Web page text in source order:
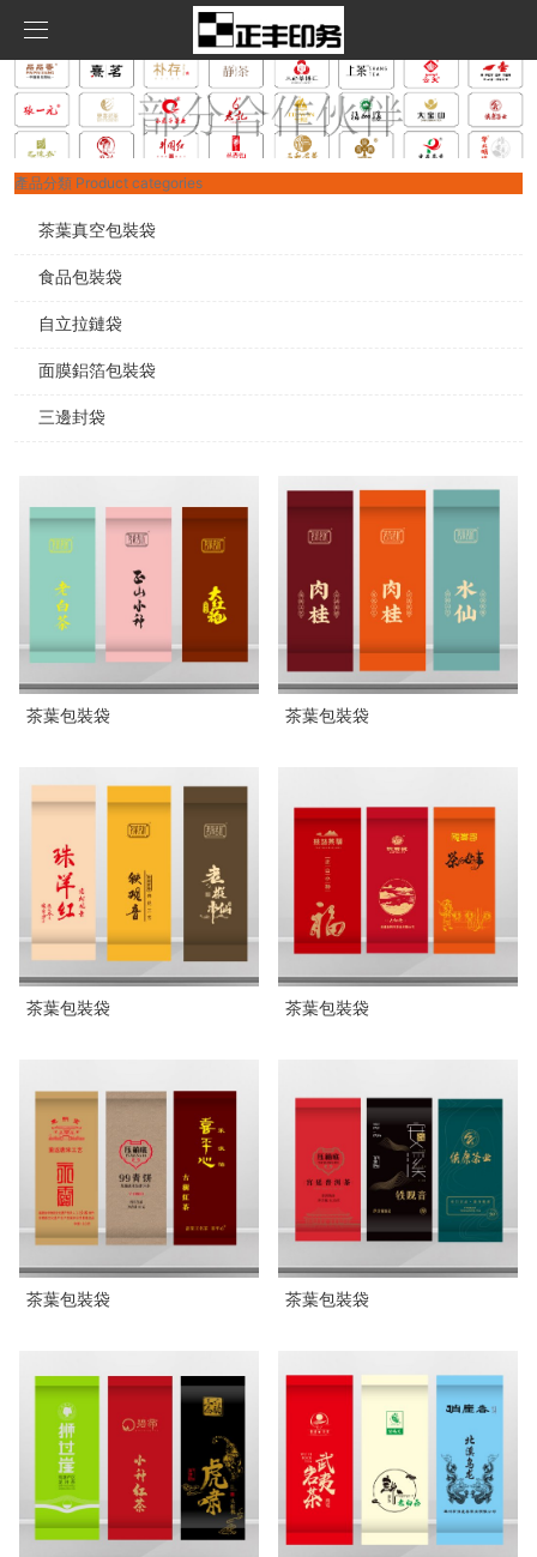
首頁
產品中心
食品包裝袋
自立拉鏈袋
公司資訊
關于我們
聯系我們
產品分類 Product categories
茶葉真空包裝袋
食品包裝袋
自立拉鏈袋
面膜鋁箔包裝袋
三邊封袋
茶葉包裝袋 茶葉包裝袋
茶葉包裝袋 茶葉包裝袋
茶葉包裝袋 茶葉包裝袋